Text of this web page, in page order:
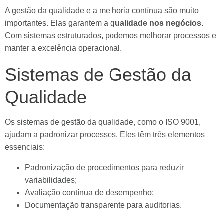
A gestão da qualidade e a melhoria contínua são muito
importantes. Elas garantem a qualidade nos negócios.
Com sistemas estruturados, podemos melhorar processos e
manter a excelência operacional.
Sistemas de Gestão da
Qualidade
Os sistemas de gestão da qualidade, como o ISO 9001,
ajudam a padronizar processos. Eles têm três elementos
essenciais:
Padronização de procedimentos para reduzir
variabilidades;
Avaliação contínua de desempenho;
Documentação transparente para auditorias.